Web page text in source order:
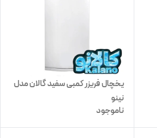
یخچال فریزر کمبی سفید گالان مدل
نینو
ناموجود